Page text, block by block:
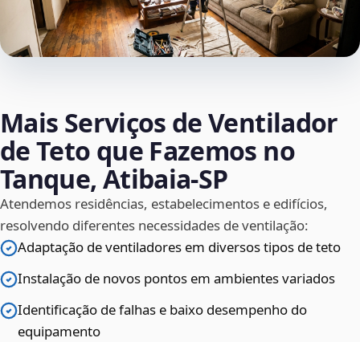
Mais Serviços de Ventilador
de Teto que Fazemos no
Tanque, Atibaia‑SP
Atendemos residências, estabelecimentos e edifícios,
resolvendo diferentes necessidades de ventilação:
Adaptação de ventiladores em diversos tipos de teto
Instalação de novos pontos em ambientes variados
Identificação de falhas e baixo desempenho do
equipamento